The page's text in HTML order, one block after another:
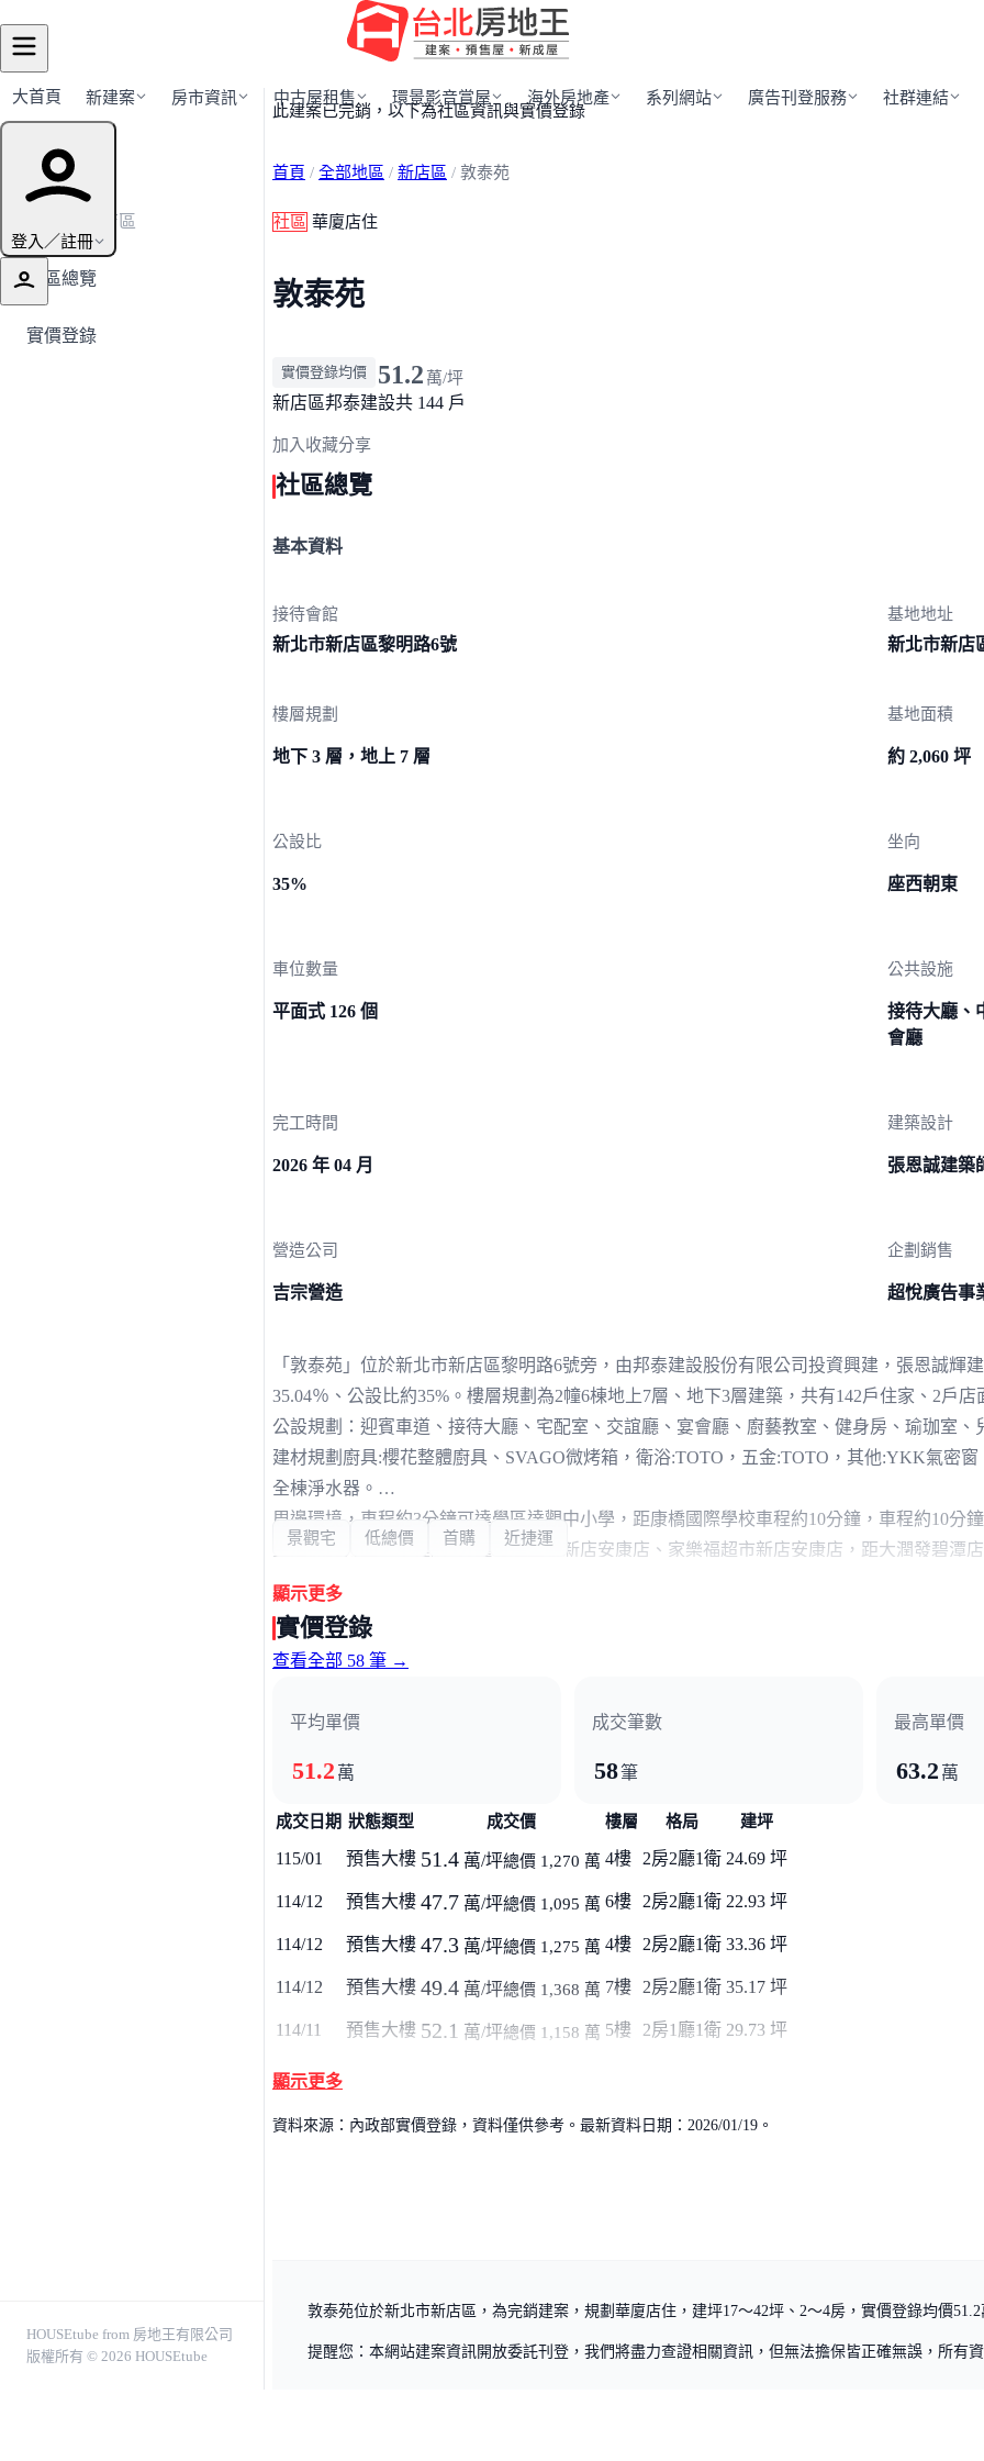
大首頁 新建案 房市資訊 中古屋租售 環景影音賞屋 海外房地產 系列網站 廣告刊登服務 社群連結
登入／註冊
建案導覽
← 返回新店區
社區總覽
實價登錄
HOUSEtube from 房地王有限公司
版權所有 © 2026 HOUSEtube
此建案已完銷，以下為社區資訊與實價登錄
首頁 / 全部地區 / 新店區 / 敦泰苑
社區 華廈店住
敦泰苑
實價登錄均價 51.2 萬/坪
新店區邦泰建設共 144 戶
加入收藏分享
社區總覽
基本資料
接待會館
新北市新店區黎明路6號
基地地址
新北市新店
樓層規劃
地下 3 層，地上 7 層
基地面積
約 2,060 坪
公設比
35%
坐向
座西朝東
車位數量
平面式 126 個
公共設施
接待大廳、
會廳
完工時間
2026 年 04 月
建築設計
張恩誠建築
營造公司
吉宗營造
企劃銷售
超悅廣告事
「敦泰苑」位於新北市新店區黎明路6號旁，由邦泰建設股份有限公司投資興建，張恩誠輝
35.04％、公設比約35%。樓層規劃為2幢6棟地上7層、地下3層建築，共有142戶住家、2戶
公設規劃：迎賓車道、接待大廳、宅配室、交誼廳、宴會廳、廚藝教室、健身房、瑜珈室、
建材規劃廚具:櫻花整體廚具、SVAGO微烤箱，衛浴:TOTO，五金:TOTO，其他:YKK氣密
全棟淨水器。
周邊環境，車程約3分鐘可達學區達觀中小學，距康橋國際學校車程約10分鐘，車程約10分
生活採買方面，車程約5分鐘可達全聯新店安康店、家樂福超市新店安康店，距大潤發碧潭
交通方面，步行5分鐘可達耕莘安康K4站。另有國道三號、台64線、水源快速道路、新北環
景觀宅 低總價 首購 近捷運
顯示更多
實價登錄
查看全部 58 筆 →
平均單價
51.2 萬
成交筆數
58筆
最高單價
63.2 萬
成交日期 狀態類型 成交價 樓層 格局 建坪
115/01 預售大樓 51.4 萬/坪總價 1,270 萬 4樓 2房2廳1衛 24.69 坪
114/12 預售大樓 47.7 萬/坪總價 1,095 萬 6樓 2房2廳1衛 22.93 坪
114/12 預售大樓 47.3 萬/坪總價 1,275 萬 4樓 2房2廳1衛 33.36 坪
114/12 預售大樓 49.4 萬/坪總價 1,368 萬 7樓 2房2廳1衛 35.17 坪
114/11 預售大樓 52.1 萬/坪總價 1,158 萬 5樓 2房1廳1衛 29.73 坪
顯示更多
資料來源：內政部實價登錄，資料僅供參考。最新資料日期：2026/01/19。
敦泰苑位於新北市新店區，為完銷建案，規劃華廈店住，建坪17～42坪、2～4房，實價登錄均價51.2
提醒您：本網站建案資訊開放委託刊登，我們將盡力查證相關資訊，但無法擔保皆正確無誤，所有